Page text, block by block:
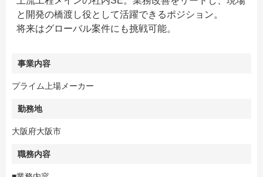
と開発の橋渡し役として活躍できるポジション。
将来はグローバル案件にも挑戦可能。
事業内容
プライム上場メーカー
勤務地
大阪府大阪市
職務内容